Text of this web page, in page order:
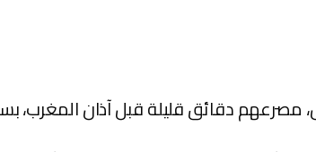
دقائق قليلة قبل آذان المغرب،